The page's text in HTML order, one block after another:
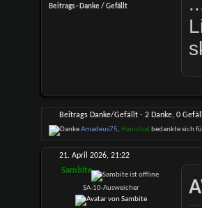
Beitrags - Danke / Gefällt
Beitrags Danke/Gefällt - 2 Danke, 0
Amadeus75, Hannibal bedankte sich
21. April 2026, 21:22
Sambite
SA-10-Ausweicher